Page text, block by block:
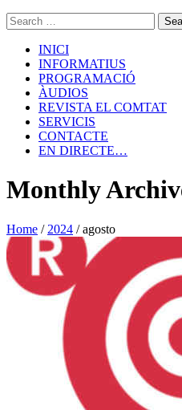
INICI
INFORMATIUS
PROGRAMACIÓ
ÀUDIOS
REVISTA EL COMTAT
SERVICIS
CONTACTE
EN DIRECTE…
Monthly
Home / 2024 /agosto